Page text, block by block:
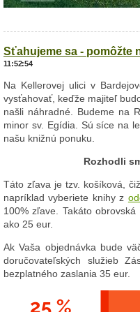
Sťahujeme sa - pomôžte
11:52:54
Na Kellerovej ulici v
vysťahovať, keďže majiteľ
našli náhradné. Budeme na
minor sv. Egídia. Sú síce na
našu knižnú ponuku.
Rozhodli
Táto zľava je tzv. košíková,
napríklad vyberiete knihy z
100% zľave. Takáto
ako 25 eur.
Ak Vaša objednávka bude
doručovateľských služieb
bezplatného zaslania 35 eur.